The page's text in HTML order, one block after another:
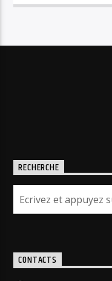
RECHERCHE
CONTACTS